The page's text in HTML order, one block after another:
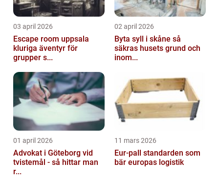
03 april 2026
Escape room uppsala
kluriga äventyr för
grupper s...
02 april 2026
Byta syll i skåne så
säkras husets grund och
inom...
01 april 2026
Advokat i Göteborg vid
tvistemål - så hittar man
r...
11 mars 2026
Eur-pall standarden som
bär europas logistik